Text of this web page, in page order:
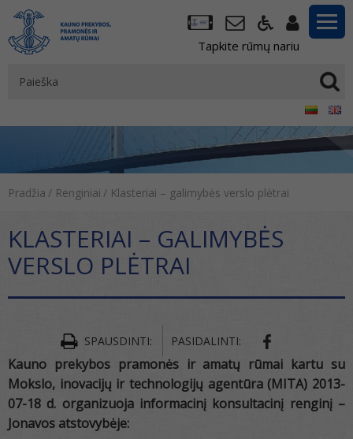
Tapkite rūmų nariu
Pradžia / Renginiai / Klasteriai – galimybės verslo plėtrai
KLASTERIAI – GALIMYBĖS
VERSLO PLĖTRAI
SPAUSDINTI: PASIDALINTI:
Kauno prekybos pramonės ir amatų rūmai kartu su
Mokslo, inovacijų ir technologijų agentūra (MITA) 2013-
07-18 d. organizuoja informacinį konsultacinį renginį –
Jonavos atstovybėje: